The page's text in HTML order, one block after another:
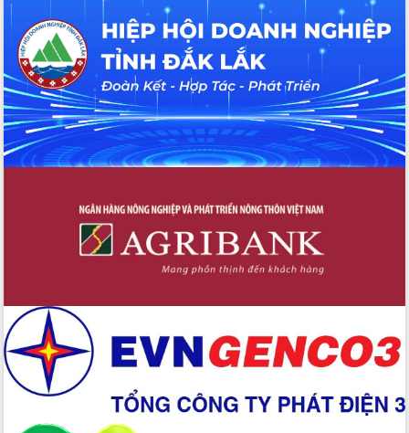
Hội thảo khoa học “Giải pháp thúc đẩy
phát triển nền kinh tế xanh tại tỉnh
Đắk Lắk”
Tăng cường giám sát, đôn đốc thực
hiện nhiệm vụ quản lý tài sản công
hàng tuần
Tháo gỡ những vướng mắc, đẩy mạnh
công tác cải cách thủ tục hành chính
tại Trung tâm Phục vụ hành chính
Đắk Lắk: Tôn vinh 46 giải pháp tại Hội
thi Sáng tạo Kỹ thuật 2024 - 2025
Đắk Lắk rà soát, điều chỉnh Đề án 190
về phát triển nuôi trồng thủy sản
Trương Công Thái kiểm tra thực địa
Dự án cao tốc Khánh Hòa - Buôn Ma
Thuột
Định vị cà phê Việt Nam như một “di
sản sống” trong dòng chảy toàn cầu
Xây dựng nông thôn mới: Nâng cao đời